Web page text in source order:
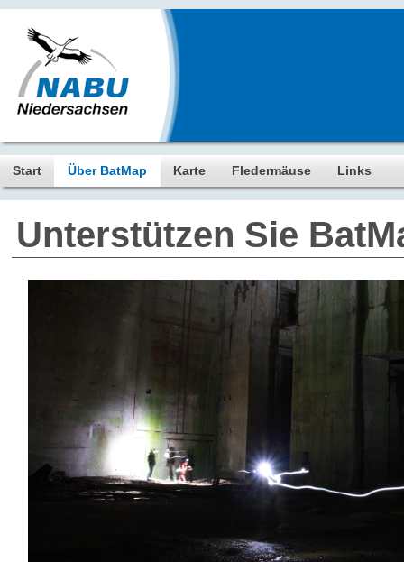
Start Über BatMap Karte Fledermäuse Links
Unterstützen Sie